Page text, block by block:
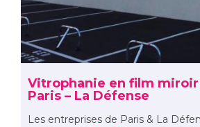
Vitrophanie en film miroir
Paris – La Défense
Les entreprises de Paris & La